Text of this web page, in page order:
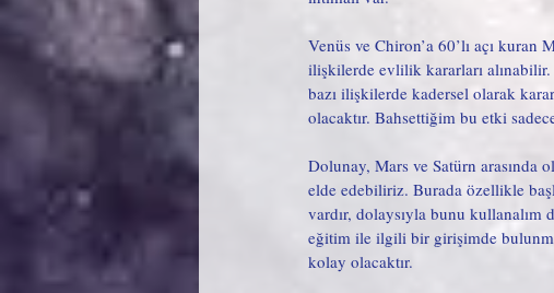
Venüs ve Chiron’a 60’lı açı
ilişkilerde evlilik kararları
bazı ilişkilerde kadersel olarak
olacaktır. Bahsettiğim bu etki
Dolunay, Mars ve Satürn arasında
elde edebiliriz. Burada özellikle
vardır, dolaysıyla bunu kullanalım
eğitim ile ilgili bir girişimde
kolay olacaktır.